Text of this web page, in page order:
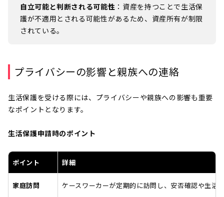
自立可能と判断される可能性 ：資産を持つことで生活保
護が不適用とされる可能性があるため、資産所有が制限
されている。
プライバシーの影響と親族への連絡
生活保護を受ける際には、プライバシーや親族への影響も重要
なポイントとなります。
生活保護申請時のポイント
ポイント 詳細
家庭訪問 ケースワーカーが定期的に訪問し、安否確認や生活